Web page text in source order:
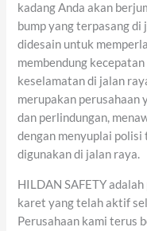
kadang Anda akan
bump yang terpasang di
didesain untuk
membendung
keselamatan di jalan
merupakan perusahaan
dan perlindungan,
dengan menyuplai
digunakan di jalan raya.
HILDAN SAFETY
karet yang telah aktif
Perusahaan kami terus